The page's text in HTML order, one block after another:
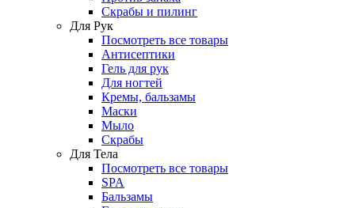
Скрабы и пилинг
Для Рук
Посмотреть все товары
Антисептики
Гель для рук
Для ногтей
Кремы, бальзамы
Маски
Мыло
Скрабы
Для Тела
Посмотреть все товары
SPA
Бальзамы